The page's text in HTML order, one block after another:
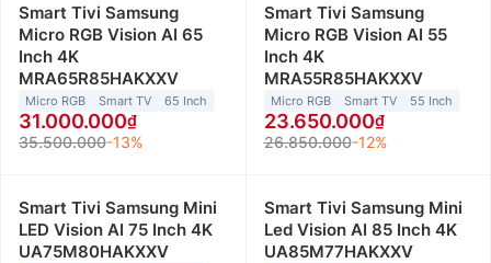
Smart Tivi Samsung
Micro RGB Vision AI 65
Inch 4K
MRA65R85HAKXXV
Micro RGB Smart TV 65 Inch
31.000.000
35.500.000-13%
Smart Tivi Samsung
Micro RGB Vision AI 55
Inch 4K
MRA55R85HAKXXV
Micro RGB Smart TV 55 Inch
23.650.000
26.850.000-12%
Smart Tivi Samsung Mini
LED Vision AI 75 Inch 4K
UA75M80HAKXXV
Smart Tivi Samsung Mini
Led Vision AI 85 Inch 4K
UA85M77HAKXXV